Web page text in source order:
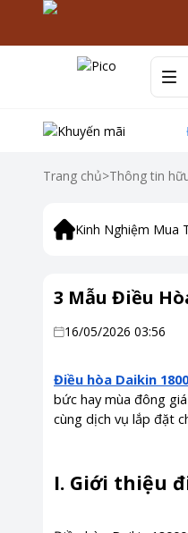
Trang chủ>Thông tin
Kinh Nghiệm Mua
3 Mẫu Điều
16/05/2026 03:56
Điều hòa Daikin
bức hay mùa đông
cùng dịch vụ lắp đặt
I. Giới thiệu